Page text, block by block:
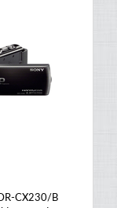
CX230/B